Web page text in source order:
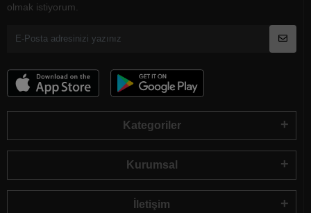
olmak istiyorum.
Kategoriler
Kurumsal
İletişim